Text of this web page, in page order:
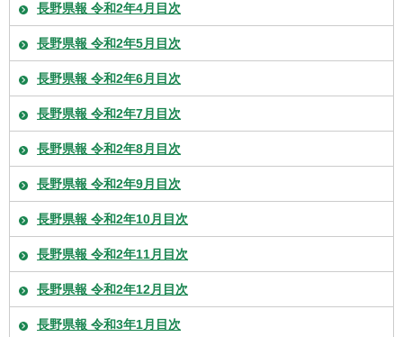
長野県報 令和2年4月目次
長野県報 令和2年5月目次
長野県報 令和2年6月目次
長野県報 令和2年7月目次
長野県報 令和2年8月目次
長野県報 令和2年9月目次
長野県報 令和2年10月目次
長野県報 令和2年11月目次
長野県報 令和2年12月目次
長野県報 令和3年1月目次